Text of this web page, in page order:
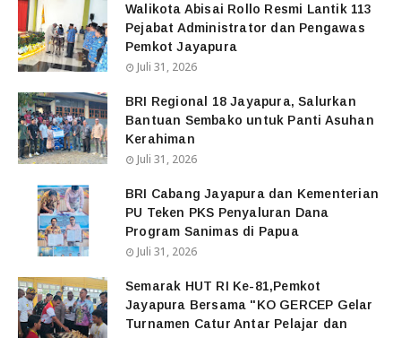
Walikota Abisai Rollo Resmi Lantik 113
Pejabat Administrator dan Pengawas
Pemkot Jayapura
Juli 31, 2026
BRI Regional 18 Jayapura, Salurkan
Bantuan Sembako untuk Panti Asuhan
Kerahiman
Juli 31, 2026
BRI Cabang Jayapura dan Kementerian
PU Teken PKS Penyaluran Dana
Program Sanimas di Papua
Juli 31, 2026
Semarak HUT RI Ke-81,Pemkot
Jayapura Bersama "KO GERCEP Gelar
Turnamen Catur Antar Pelajar dan